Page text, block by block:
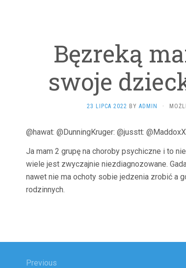
Bęzreką
swoje
23 LIPCA 2022 BY ADMIN ·
@hawat: @DunningKruger: @jusstt:
Ja mam 2 grupę na choroby psychiczne i to
wiele jest zwyczajnie niezdiagnozowane.
nawet nie ma ochoty sobie jedzenia zrobić a
rodzinnych.
Previous